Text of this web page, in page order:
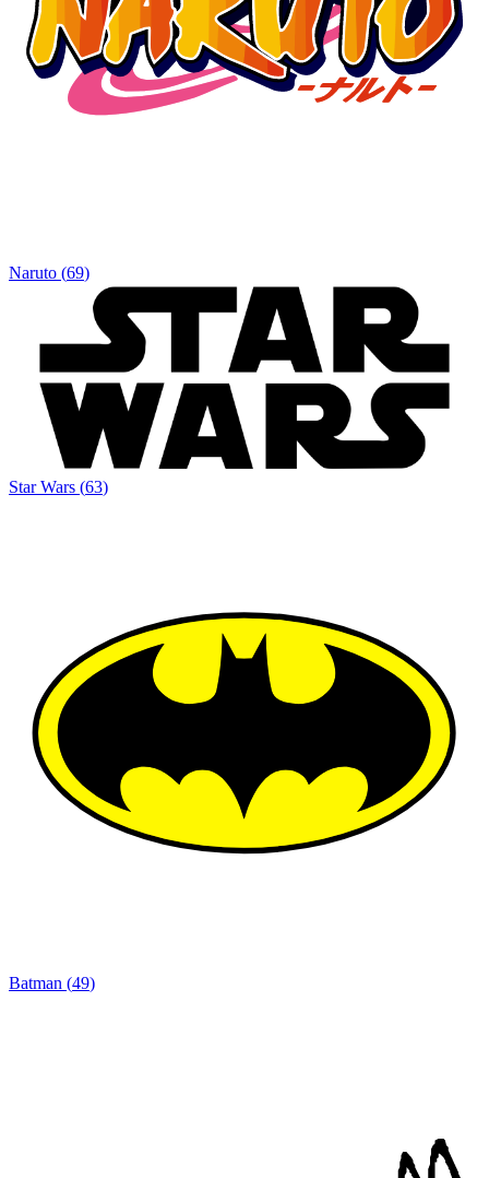
Naruto (69)
Star Wars (63)
Batman (49)